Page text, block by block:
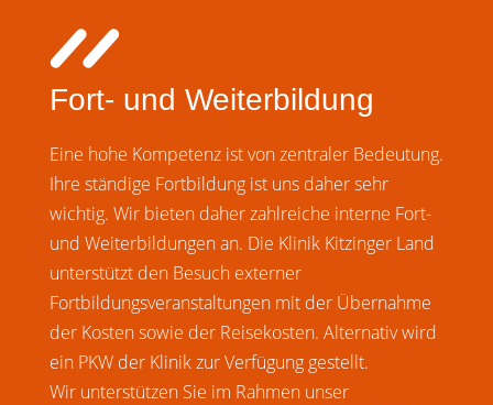
Fort- und Weiterbildung
Eine hohe Kompetenz ist von zentraler Bedeutung.
Ihre ständige Fortbildung ist uns daher sehr
wichtig. Wir bieten daher zahlreiche interne Fort-
und Weiterbildungen an. Die Klinik Kitzinger Land
unterstützt den Besuch externer
Fortbildungsveranstaltungen mit der Übernahme
der Kosten sowie der Reisekosten. Alternativ wird
ein PKW der Klinik zur Verfügung gestellt.
Wir unterstützen Sie im Rahmen unser